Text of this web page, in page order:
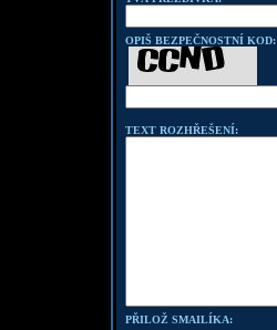
OPIŠ BEZPEČNOSTNÍ KOD:
TEXT ROZHŘEŠENÍ:
PŘILOŽ SMAILÍKA: